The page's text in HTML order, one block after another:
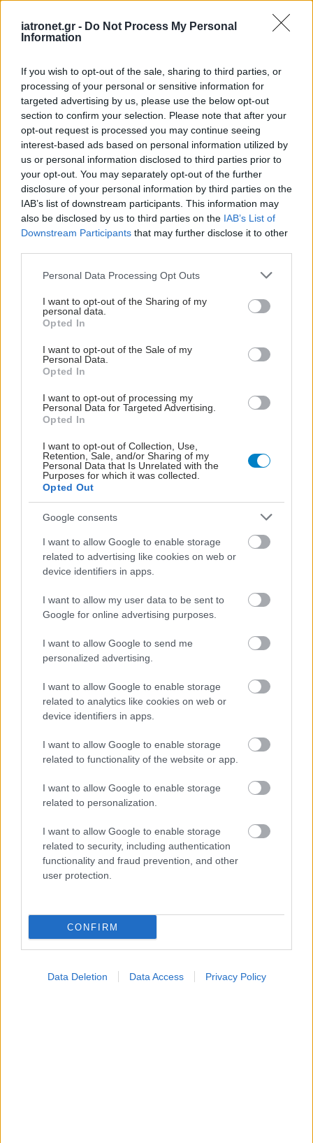
iatronet.gr - Do Not Process My Personal
Information
If you wish to opt-out of the sale, sharing to third parties, or
processing of your personal or sensitive information for
targeted advertising by us, please use the below opt-out
section to confirm your selection. Please note that after your
opt-out request is processed you may continue seeing
interest-based ads based on personal information utilized by
us or personal information disclosed to third parties prior to
your opt-out. You may separately opt-out of the further
disclosure of your personal information by third parties on the
IAB’s list of downstream participants. This information may
also be disclosed by us to third parties on the IAB’s List of
Downstream Participants that may further disclose it to other
Please note that this website/app uses one or more Google
not limited to your visit or usage behaviour. You may click to
grant or deny consent to Google and its third-party tags to
use your data for below specified purposes in below Google
consent section.
Personal Data Processing Opt Outs
I want to opt-out of the Sharing of my
personal data.
Opted In
I want to opt-out of the Sale of my
Personal Data.
Opted In
I want to opt-out of processing my
Personal Data for Targeted Advertising.
Opted In
I want to opt-out of Collection, Use,
Retention, Sale, and/or Sharing of my
Personal Data that Is Unrelated with the
Purposes for which it was collected.
Opted Out
Google consents
I want to allow Google to enable storage
related to advertising like cookies on web or
device identifiers in apps.
I want to allow my user data to be sent to
Google for online advertising purposes.
I want to allow Google to send me
personalized advertising.
I want to allow Google to enable storage
related to analytics like cookies on web or
device identifiers in apps.
I want to allow Google to enable storage
related to functionality of the website or app.
I want to allow Google to enable storage
related to personalization.
I want to allow Google to enable storage
related to security, including authentication
functionality and fraud prevention, and other
user protection.
CONFIRM
Data Deletion Data Access Privacy Policy
Υγιεινές και εύκολες
ημέρα
Nομοθέτηση με τη
συμμετοχή των
θεσμικών φορέων του
κλάδου ζητούν οι
ψυχολόγοι
Ψυχικό τραύμα: Αυτό
που μας βαραίνει δεν
ξεκίνησε πάντα από εμάς